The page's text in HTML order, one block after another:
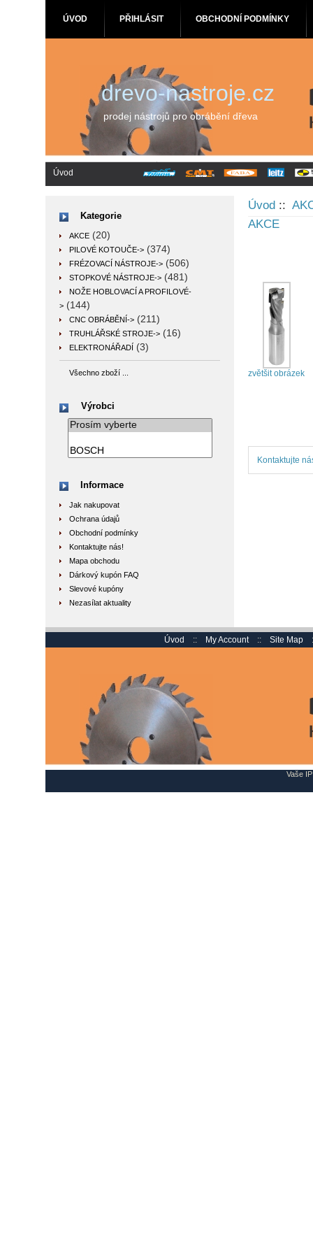
ÚVOD PŘIHLÁSIT OBCHODNÍ PODMÍNKY
drevo-nastroje.cz
prodej nástrojů pro obrábění dřeva
Úvod
Kategorie
AKCE (20)
PILOVÉ KOTOUČE-> (374)
FRÉZOVACÍ NÁSTROJE-> (506)
STOPKOVÉ NÁSTROJE-> (481)
NOŽE HOBLOVACÍ A PROFILOVÉ-
> (144)
CNC OBRÁBĚNÍ-> (211)
TRUHLÁŘSKÉ STROJE-> (16)
ELEKTRONÁŘADÍ (3)
Všechno zboží ...
Výrobci
Informace
Jak nakupovat
Ochrana údajů
Obchodní podmínky
Kontaktujte nás!
Mapa obchodu
Dárkový kupón FAQ
Slevové kupóny
Nezasílat aktuality
Úvod ::
AKCE
zvětšit obrázek
Kontaktujte
Úvod :: My Account :: Site Map
Vaše